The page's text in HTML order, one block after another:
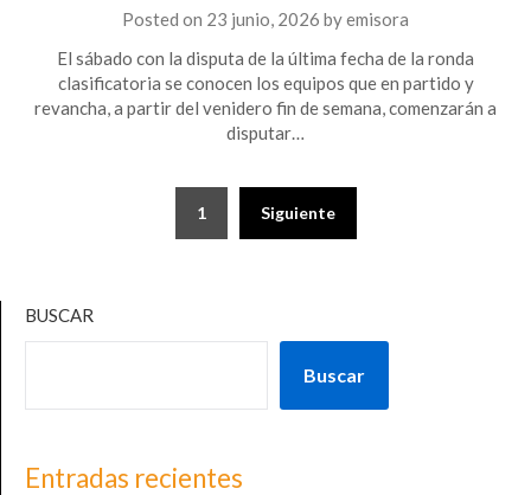
Posted on 23 junio, 2026 byemisora
El sábado con la disputa de la última fecha de la ronda
clasificatoria se conocen los equipos que en partido y
revancha, a partir del venidero fin de semana, comenzarán a
disputar…
1 Siguiente
BUSCAR
Buscar
Entradas recientes